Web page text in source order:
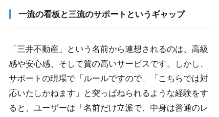
一流の看板と三流のサポートというギャップ
「三井不動産」という名前から連想されるのは、高級
感や安心感、そして質の高いサービスです。しかし、
サポートの現場で「ルールですので」「こちらでは対
応いたしかねます」と突っぱねられるような経験をす
ると、ユーザーは「名前だけ立派で、中身は普通のレ